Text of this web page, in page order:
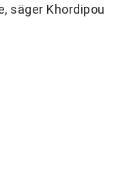
säger Khordipou